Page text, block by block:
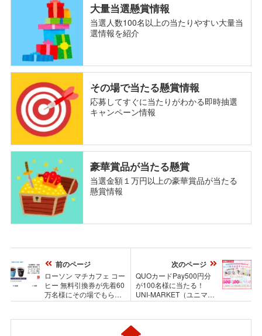
大量当選懸賞情報
当選人数100名以上の当たりやすい大量当
選情報を紹介
その場で当たる懸賞情報
応募してすぐに当たりがわかる即時抽選
キャンペーン情報
豪華賞品が当たる懸賞
当選金額１万円以上の豪華賞品が当たる
懸賞情報
前のページ
ローソン マチカフェ コー
ヒー 無料引換券が先着60
万名様にその場でもらえ
る！ローソンアプリのキ
次のページ
QUOカードPay500円分
が100名様に当たる！
UNI-MARKET（ユニマー
ケット）のXキャンペーン